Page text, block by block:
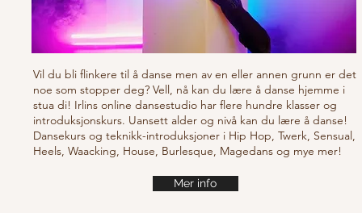
Vil du bli flinkere til å danse men av en eller annen grunn er det
noe som stopper deg? Vell, nå kan du lære å danse hjemme i
stua di! Irlins online dansestudio har flere hundre klasser og
introduksjonskurs. Uansett alder og nivå kan du lære å danse!
Dansekurs og teknikk-introduksjoner i Hip Hop, Twerk, Sensual,
Heels, Waacking, House, Burlesque, Magedans og mye mer!
Mer info